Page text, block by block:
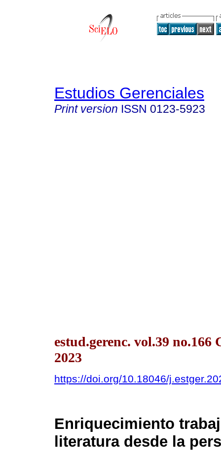
Estudios Gerenciales
Print version ISSN 0123-5923
estud.gerenc. vol.39
2023
https://doi.org/10.18046/
Enriquecimiento
literatura desde la